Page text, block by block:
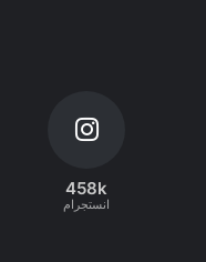
458k
انستجرام